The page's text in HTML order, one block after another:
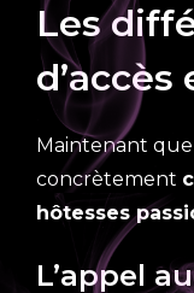
Les
Maintenant
concrètement
hôtesses
L’appel